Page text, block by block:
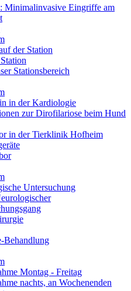
Minimalinvasive Eingriffe am
der Station
Stationsbereich
in der Kardiologie
zur Dirofilariose beim Hund
in der Tierklinik Hofheim
Untersuchung
Behandlung
Montag - Freitag
nachts, an Wochenenden